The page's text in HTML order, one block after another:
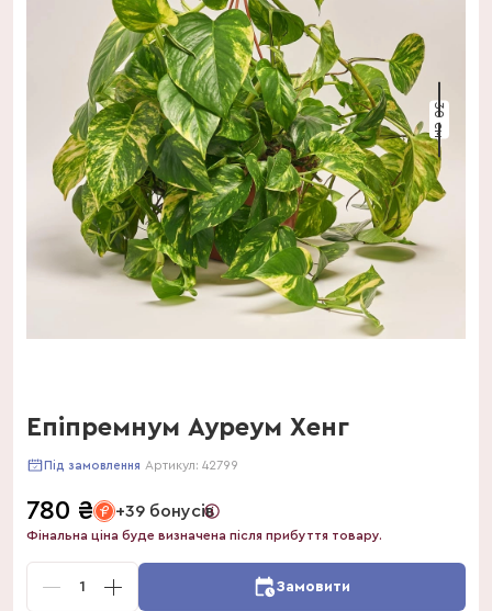
30 см
Епіпремнум Ауреум Хенг
Під замовлення Артикул: 42799
780 ₴ +39 бонусів
Фінальна ціна буде визначена після прибуття товару.
1 Замовити